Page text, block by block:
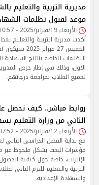
مديرية التربية والتعليم
موعد لقبول تظلمات
الأربعاء 19/فبراير/2025 - 10:57 م
أكدت مديرية التربية والتعليم
الخميس 27
التظلمات الخاصة بنتائج الشهادة
الأول، وذلك في إطار حرص
لجميع الطلاب لمراجعة درجاتهم.
روابط مباشر.. كيف تحصل
الثاني من وزارة التعليم
الأربعاء 12/فبراير/2025 - 07:52 م
مؤشرات البحث بشكل ملحوظ عبر
الإنترنت، خاصة حول كيفية
التربية والتعليم للترم الثاني
والشهادة الإعدادية.